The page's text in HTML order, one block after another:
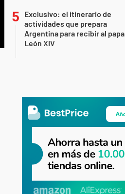
Exclusivo: el itinerario de
actividades que prepara
Argentina para recibir al papa
León XIV